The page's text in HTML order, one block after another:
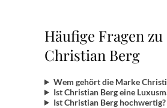
Häufige Fragen zu
Christian Berg
Wem gehört die Marke
Ist Christian Berg eine
Ist Christian Berg hochwertig?